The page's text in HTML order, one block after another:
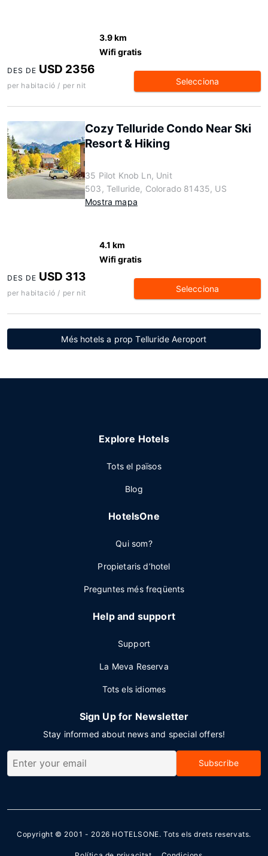
3.9 km
Wifi gratis
DES DE USD 2356
per habitació / per nit Selecciona
Cozy Telluride Condo Near Ski
Resort & Hiking
35 Pilot Knob Ln, Unit
503, Telluride, Colorado 81435, US
Mostra mapa
4.1 km
Wifi gratis
DES DE USD 313
per habitació / per nit Selecciona
Més hotels a prop Telluride Aeroport
Explore Hotels
Tots el països
Blog
HotelsOne
Qui som?
Propietaris d’hotel
Preguntes més freqüents
Help and support
Support
La Meva Reserva
Tots els idiomes
Sign Up for Newsletter
Stay informed about news and special offers!
Subscribe
Copyright © 2001 - 2026 HOTELSONE. Tots els drets reservats.